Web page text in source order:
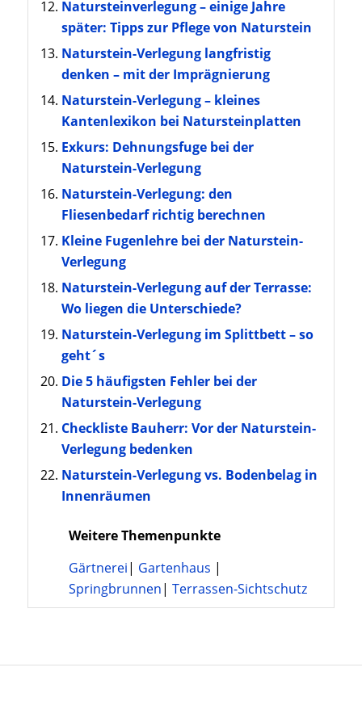
Natursteinverlegung – einige Jahre
später: Tipps zur Pflege von Naturstein
Naturstein-Verlegung langfristig
denken – mit der Imprägnierung
Naturstein-Verlegung – kleines
Kantenlexikon bei Natursteinplatten
Exkurs: Dehnungsfuge bei der
Naturstein-Verlegung
Naturstein-Verlegung: den
Fliesenbedarf richtig berechnen
Kleine Fugenlehre bei der Naturstein-
Verlegung
Naturstein-Verlegung auf der Terrasse:
Wo liegen die Unterschiede?
Naturstein-Verlegung im Splittbett – so
geht´s
Die 5 häufigsten Fehler bei der
Naturstein-Verlegung
Checkliste Bauherr: Vor der Naturstein-
Verlegung bedenken
Naturstein-Verlegung vs. Bodenbelag in
Innenräumen
Weitere Themenpunkte
Gärtnerei| Gartenhaus |
Springbrunnen| Terrassen-Sichtschutz